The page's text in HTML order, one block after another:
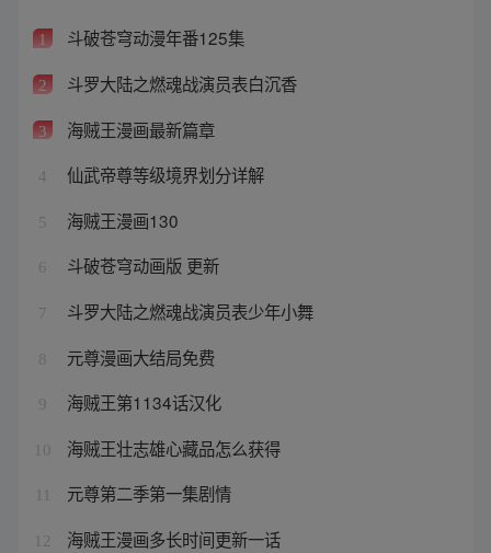
1 斗破苍穹动漫年番125集
2 斗罗大陆之燃魂战演员表白沉香
3 海贼王漫画最新篇章
4 仙武帝尊等级境界划分详解
5 海贼王漫画130
6 斗破苍穹动画版 更新
7 斗罗大陆之燃魂战演员表少年小舞
8 元尊漫画大结局免费
9 海贼王第1134话汉化
10 海贼王壮志雄心藏品怎么获得
元尊第二季第一集剧情
12 海贼王漫画多长时间更新一话